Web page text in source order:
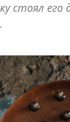
стоял